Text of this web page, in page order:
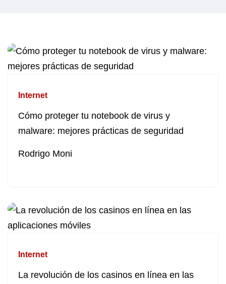
Internet
Cómo proteger tu notebook de virus y
malware: mejores prácticas de seguridad
Rodrigo Moni
Internet
La revolución de los casinos en línea en las